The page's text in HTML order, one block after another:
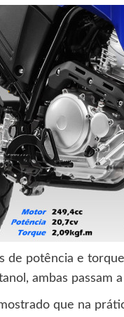
de potência e
ambas
que na